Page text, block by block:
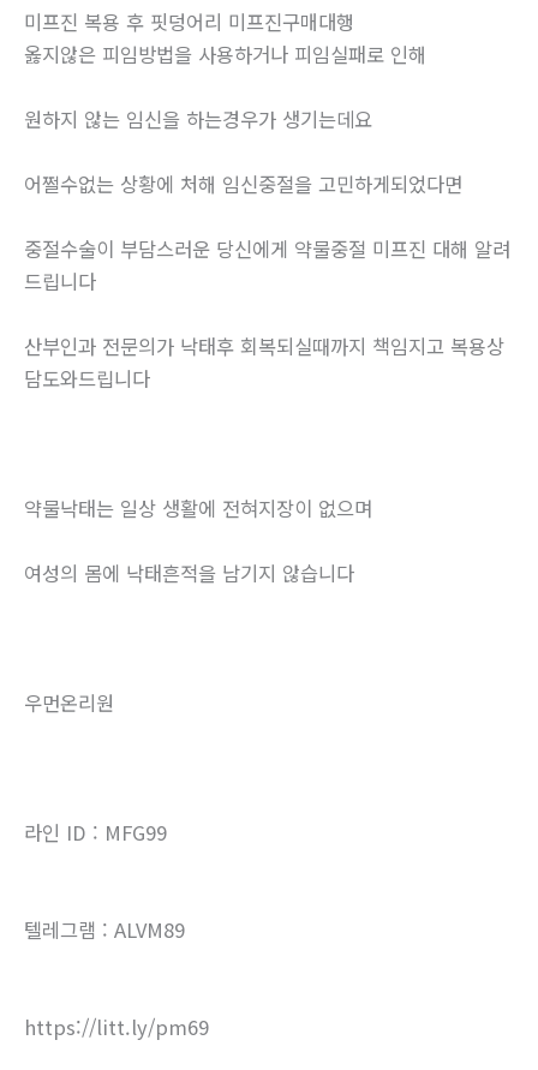
미프진 복용 후 핏덩어리 미­프진구매대행
옳지않은 피임방법을 사용하거나 피임실패로 인해
원하지 않는 임신을 하는경우가 생기는데요
어쩔수없는 상황에 처해 임신중절을 고민하게되었다면
중절수술이 부담스러운 당신에게 약물중절 미프진 대해 알려
드립니다
산부인과 전문의가 낙태후 회복되실때까지 책임지고 복용상
담도와드립니다
약물낙태는 일상 생활에 전혀지장이 없으며
여성의 몸에 낙태흔적을 남기지 않습니다
우먼온리원
라인 ID : MFG99
텔레그램 : ALVM89
https://litt.ly/pm69